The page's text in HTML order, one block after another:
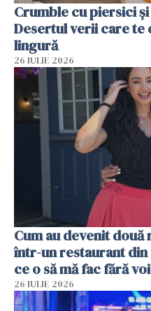
Crumble cu piersici
Desertul verii care te
lingură
26 IULIE 2026
Cum au devenit
într-un restaurant din
ce o să mă fac fără
26 IULIE 2026